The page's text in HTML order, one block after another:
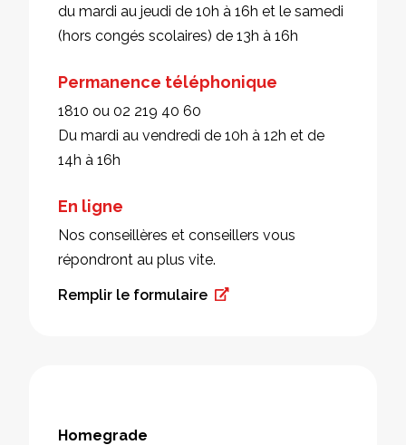
du mardi au jeudi de 10h à 16h et le samedi
(hors congés scolaires) de 13h à 16h
Permanence téléphonique
1810 ou 02 219 40 60
Du mardi au vendredi de 10h à 12h et de
14h à 16h
En ligne
Nos conseillères et conseillers vous
répondront au plus vite.
Remplir le formulaire
Homegrade